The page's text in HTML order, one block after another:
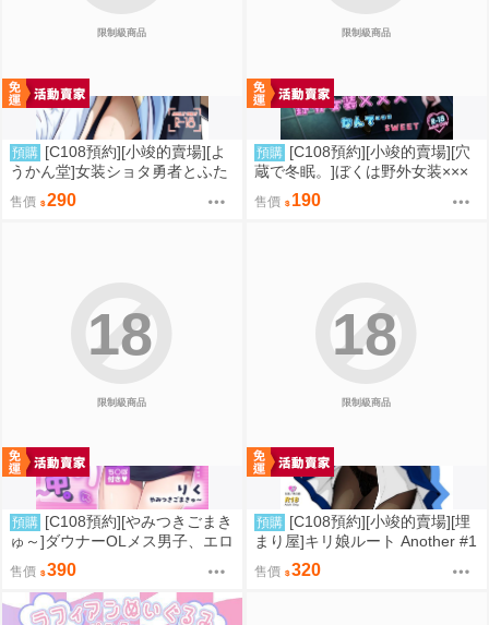
限制級商品
預購 [C108預約][小竣的賣場][よ
うかん堂]女装ショタ勇者とふた
なり僧侶 同人誌id=3783030
售價 290
限制級商品
預購 [C108預約][小竣的賣場][穴
蔵で冬眠。]ぼくは野外女装×××
なんて…SWEET 同人誌id=3774
615
售價 190
限制級商品
18
預購 [C108預約][やみつきごまき
ゅ～]ダウナーOLメス男子、エロ
がり残業中。【特典付】 同人誌i
d=3735920
售價 390
限制級商品
18
預購 [C108預約][小竣的賣場][埋
まり屋]キリ娘ルート Another #1
0 中編 ~浮気デート編~ 同人誌id
=3764106
售價 320